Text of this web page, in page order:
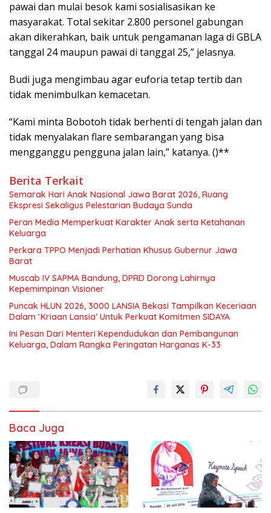
pawai dan mulai besok kami sosialisasikan ke
masyarakat. Total sekitar 2.800 personel gabungan
akan dikerahkan, baik untuk pengamanan laga di GBLA
tanggal 24 maupun pawai di tanggal 25,” jelasnya.
Budi juga mengimbau agar euforia tetap tertib dan
tidak menimbulkan kemacetan.
“Kami minta Bobotoh tidak berhenti di tengah jalan dan
tidak menyalakan flare sembarangan yang bisa
mengganggu pengguna jalan lain,” katanya. ()**
Berita Terkait
Semarak Hari Anak Nasional Jawa Barat 2026, Ruang
Ekspresi Sekaligus Pelestarian Budaya Sunda
Peran Media Memperkuat Karakter Anak serta Ketahanan
Keluarga
Perkara TPPO Menjadi Perhatian Khusus Gubernur Jawa
Barat
Muscab IV SAPMA Bandung, DPRD Dorong Lahirnya
Kepemimpinan Visioner
Puncak HLUN 2026, 3000 LANSIA Bekasi Tampilkan Keceriaan
Dalam ‘Kriaan Lansia’ Untuk Perkuat Komitmen SIDAYA
Ini Pesan Dari Menteri Kependudukan dan Pembangunan
Keluarga, Dalam Rangka Peringatan Harganas K-33
Baca Juga